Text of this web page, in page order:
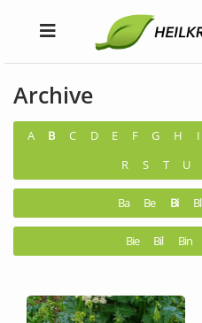
Archive
A B C D E F G H I
R
S T U
Ba Be Bi Bl
Bie Bil Bin